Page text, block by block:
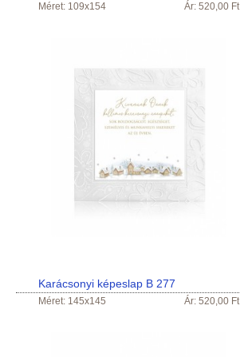
Méret: 109x154 Ár: 520,00 Ft
Karácsonyi képeslap B 277
Méret: 145x145 Ár: 520,00 Ft